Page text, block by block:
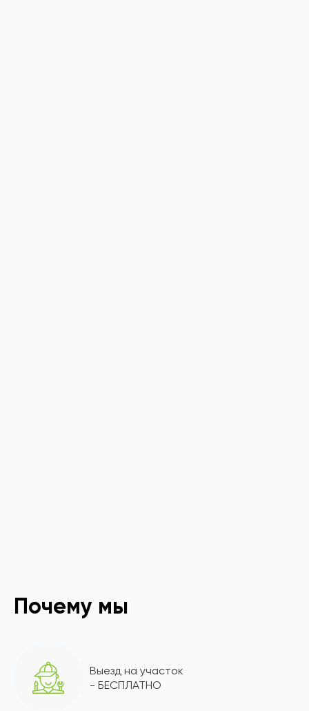
Почему мы
Выезд на участок
- БЕСПЛАТНО